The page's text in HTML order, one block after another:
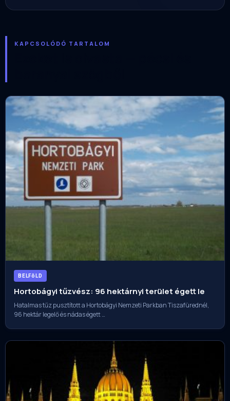
KAPCSOLÓDÓ TARTALOM
BELFöLD
Hortobágyi tűzvész: 96 hektárnyi terület égett le
Hatalmas tűz pusztított a Hortobágyi Nemzeti Parkban Tiszafürednél,
96 hektár legelő és nádas égett …